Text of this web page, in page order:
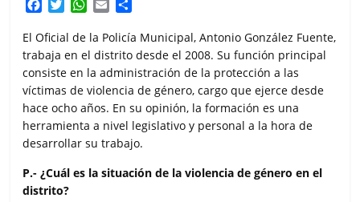
c
e
b
o
k
i
t
t
e
r
W
a
t
s
A
p
p
a
i
l
m
p
a
r
i
r
El Oficial de la Policía Municipal, Antonio González Fuente,
trabaja en el distrito desde el 2008. Su función principal
consiste en la administración de la protección a las
víctimas de violencia de género, cargo que ejerce desde
hace ocho años. En su opinión, la formación es una
herramienta a nivel legislativo y personal a la hora de
desarrollar su trabajo.
P.- ¿Cuál es la situación de la violencia de género en el
distrito?